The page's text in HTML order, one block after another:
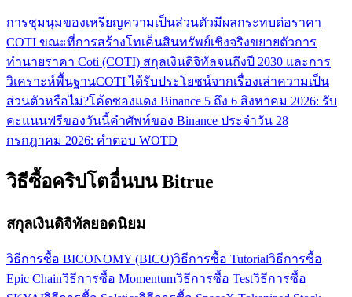
การชุมนุมของเหรียญความเป็นส่วนตัวมีผลกระทบต่อราคา
COTI ขณะที่การสร้างโทเค็นสินทรัพย์เชิงจริงขยายตัวการ
ทำนายราคา Coti (COTI) สกุลเงินดิจิทัลจนถึงปี 2030 และการ
วิเคราะห์พื้นฐานCOTI ได้รับประโยชน์จากเรื่องเล่าความเป็น
ส่วนตัวหรือไม่?โค้ดซองแดง Binance 5 ถึง 6 สิงหาคม 2026: รับ
คะแนนฟรีของวันนี้คำศัพท์ของ Binance ประจำวัน 28
กรกฎาคม 2026: คำตอบ WOTD
วิธีซื้อคริปโตอื่นบน Bitrue
สกุลเงินดิจิทัลยอดนิยม
วิธีการซื้อ BICONOMY (BICO)วิธีการซื้อ Tutorialวิธีการซื้อ
Epic Chainวิธีการซื้อ Momentumวิธีการซื้อ Testวิธีการซื้อ